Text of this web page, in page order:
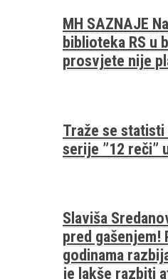
MH SAZNAJE
biblioteka RS u
prosvjete nije
Traže se
serije ”12 reči”
Slaviša
pred gašenjem!
godinama
je lakše razbiti